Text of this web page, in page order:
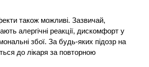
також можливі. Зазвичай,
алергічні реакції, дискомфорт у
збої. За будь-яких підозр на
до лікаря за повторною